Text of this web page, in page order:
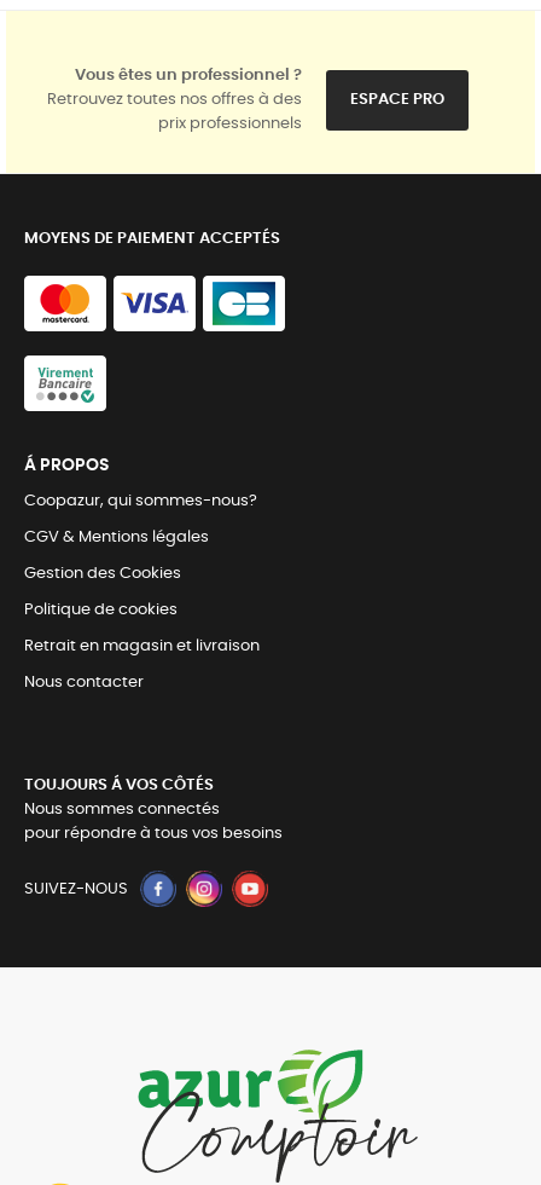
Vous êtes un professionnel ?
Retrouvez toutes nos offres à des
prix professionnels
ESPACE PRO
MOYENS DE PAIEMENT ACCEPTÉS
Á PROPOS
Coopazur, qui sommes-nous?
CGV & Mentions légales
Gestion des Cookies
Politique de cookies
Retrait en magasin et livraison
Nous contacter
TOUJOURS Á VOS CÔTÉS
Nous sommes connectés
pour répondre à tous vos besoins
SUIVEZ-NOUS